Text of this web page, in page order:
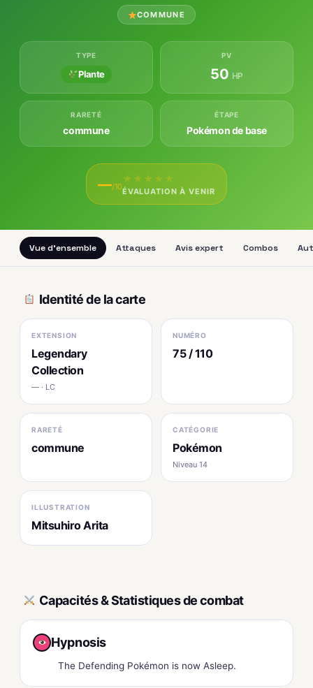
COMMUNE
TYPE
Plante
PV
50 HP
RARETÉ
commune
ÉTAPE
Pokémon de base
—/10
★ ★ ★ ★ ★
ÉVALUATION À VENIR
Vue d'ensemble Attaques Avis expert Combos
Identité de la carte
EXTENSION
Legendary
Collection
— · LC
NUMÉRO
75 / 110
RARETÉ
commune
CATÉGORIE
Pokémon
Niveau 14
ILLUSTRATION
Mitsuhiro Arita
Capacités & Statistiques de combat
Hypnosis
The Defending Pokémon is now Asleep.